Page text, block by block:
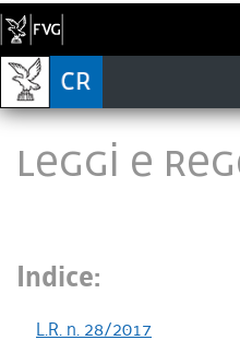
LEGGI E
Indice:
L.R. n. 28/2017